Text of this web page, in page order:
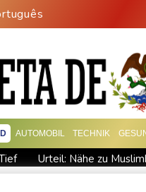
AUTOMOBIL TECHNIK
Urteil: Nähe zu